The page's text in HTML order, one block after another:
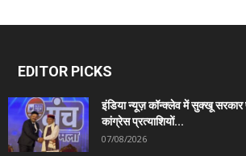
EDITOR PICKS
इंडिया न्यूज़ कॉन्क्लेव में सुक्खू
कांग्रेस प्रत्याशियों...
07/08/2026